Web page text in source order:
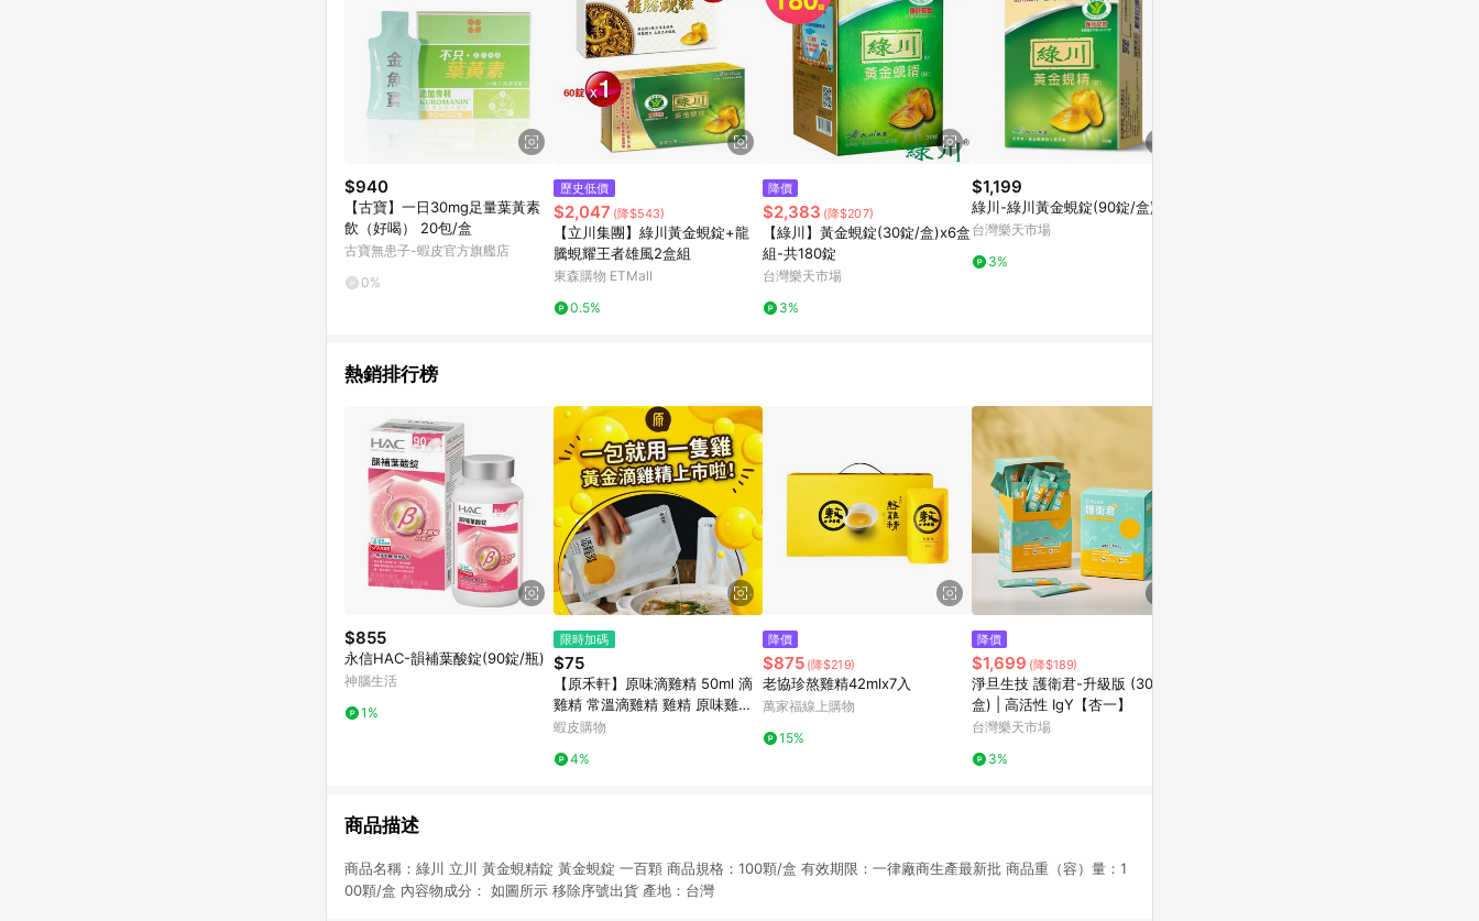
$940
【古寶】一日30mg足量葉黃素
飲（好喝） 20包/盒
古寶無患子-蝦皮官方旗艦店
0%
歷史低價
$2,047 (降$543)
【立川集團】綠川黃金蜆錠+龍
騰蜆耀王者雄風2盒組
東森購物 ETMall
0.5%
降價
$2,383 (降$207)
【綠川】黃金蜆錠(30錠/盒)x6盒
組-共180錠
台灣樂天市場
3%
$1,199
綠川-綠川黃金蜆錠(90錠/盒)
台灣樂天市場
3%
熱銷排行榜
$855
永信HAC-韻補葉酸錠(90錠/瓶)
神腦生活
1%
限時加碼
$75
【原禾軒】原味滴雞精 50ml 滴
雞精 常溫滴雞精 雞精 原味雞精
常溫雞精 原禾軒滴雞精
蝦皮購物
4%
降價
$875 (降$219)
老協珍熬雞精42mlx7入
萬家福線上購物
15%
降價
$1,699 (降$189)
淨旦生技 護衛君-升級版 (30入/
盒) | 高活性 IgY【杏一】
台灣樂天市場
3%
商品描述
商品名稱：綠川 立川 黃金蜆精錠 黃金蜆錠 一百顆 商品規格：100顆/盒 有效期限：一律廠商生產最新批 商品重（容）量：1
00顆/盒 內容物成分： 如圖所示 移除序號出貨 產地：台灣